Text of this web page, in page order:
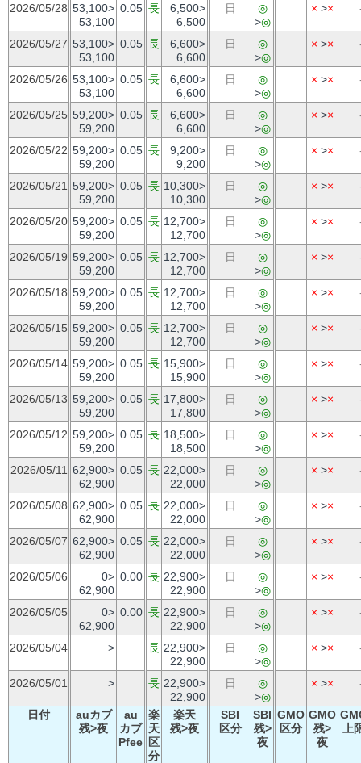
2026/05/28 53,100>
53,100
0.05 長
6,500>
6,500
日
◎
>◎
× >×
2026/05/27 53,100>
53,100
0.05 長
6,600>
6,600
日
◎
>◎
× >×
2026/05/26 53,100>
53,100
0.05 長
6,600>
6,600
日
◎
>◎
× >×
2026/05/25 59,200>
59,200
0.05 長
6,600>
6,600
日
◎
>◎
× >×
2026/05/22 59,200>
59,200
0.05 長
9,200>
9,200
日
◎
>◎
× >×
2026/05/21 59,200>
59,200
0.05 長 10,300>
10,300
日
◎
>◎
× >×
2026/05/20 59,200>
59,200
0.05 長 12,700>
12,700
日
◎
>◎
× >×
2026/05/19 59,200>
59,200
0.05 長 12,700>
12,700
日
◎
>◎
× >×
2026/05/18 59,200>
59,200
0.05 長 12,700>
12,700
日
◎
>◎
× >×
2026/05/15 59,200>
59,200
0.05 長 12,700>
12,700
日
◎
>◎
× >×
2026/05/14 59,200>
59,200
0.05 長 15,900>
15,900
日
◎
>◎
× >×
2026/05/13 59,200>
59,200
0.05 長 17,800>
17,800
日
◎
>◎
× >×
2026/05/12 59,200>
59,200
0.05 長 18,500>
18,500
日
◎
>◎
× >×
2026/05/11 62,900>
62,900
0.05 長 22,000>
22,000
日
◎
>◎
× >×
2026/05/08 62,900>
62,900
0.05 長 22,000>
22,000
日
◎
>◎
× >×
2026/05/07 62,900>
62,900
0.05 長 22,000>
22,000
日
◎
>◎
× >×
2026/05/06
0>
62,900
0.00 長 22,900>
22,900
日
◎
>◎
× >×
2026/05/05
0>
62,900
0.00 長 22,900>
22,900
日
◎
>◎
× >×
2026/05/04 > 長 22,900>
22,900
日
◎
>◎
× >×
2026/05/01 > 長 22,900>
22,900
日
◎
>◎
× >×
日付
auカブ
残>夜
au
カブ
Pfee
楽
天
区
分
楽天
残>夜
SBI
区分
SBI
残>
夜
GMO
区分
GMO
残>
夜
上